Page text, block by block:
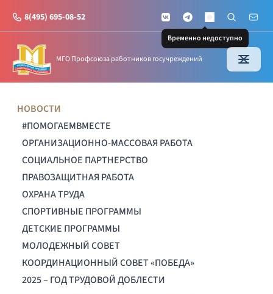
8(495) 695-08-52 VKontakteTelegramMAX
Временно недоступно
Поиск по
Почта
МГО Профсоюза работников госучреждений
НОВОСТИ
#ПОМОГАЕМВМЕСТЕ
ОРГАНИЗАЦИОННО-МАССОВАЯ РАБОТА
СОЦИАЛЬНОЕ ПАРТНЕРСТВО
ПРАВОЗАЩИТНАЯ РАБОТА
ОХРАНА ТРУДА
СПОРТИВНЫЕ ПРОГРАММЫ
ДЕТСКИЕ ПРОГРАММЫ
МОЛОДЕЖНЫЙ СОВЕТ
КООРДИНАЦИОННЫЙ СОВЕТ «ПОБЕДА»
2025 – ГОД ТРУДОВОЙ ДОБЛЕСТИ